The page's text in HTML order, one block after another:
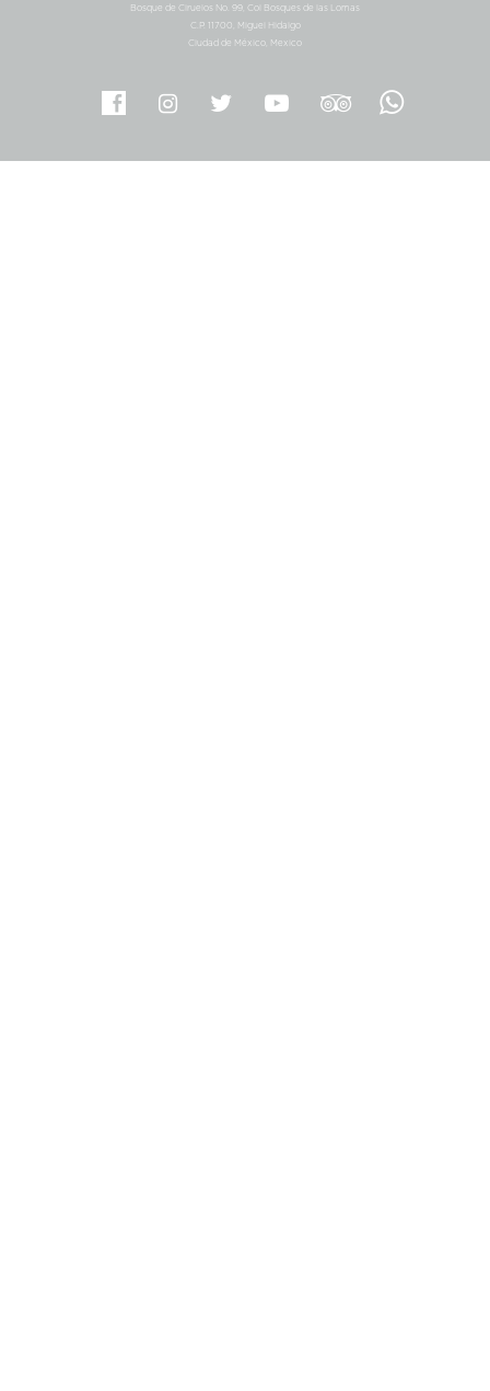
Bosque de Ciruelos No. 99, Col Bosques de las Lomas
C.P. 11700, Miguel Hidalgo
Ciudad de México, Mexico